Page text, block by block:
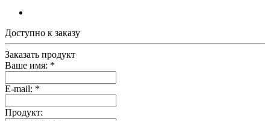
Доступно к заказу
Заказать продукт
Ваше имя: *
E-mail: *
Продукт: